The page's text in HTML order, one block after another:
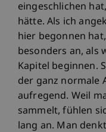
eingeschlichen
hätte. Als ich
hier begonnen
besonders an, als
Kapitel beginnen.
der ganz normale
aufregend. Weil
sammelt, fühlen
lang an. Man